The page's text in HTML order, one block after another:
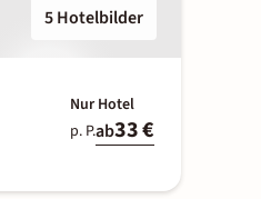
5 Hotelbilder
Nur Hotel
p. P.ab33 €